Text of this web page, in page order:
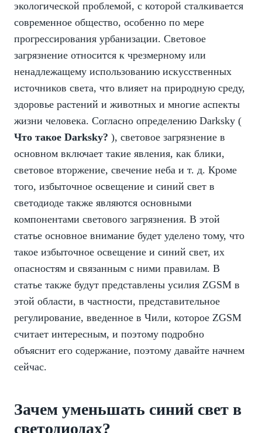
экологической проблемой, с которой сталкивается
современное общество, особенно по мере
прогрессирования урбанизации. Световое
загрязнение относится к чрезмерному или
ненадлежащему использованию искусственных
источников света, что влияет на природную среду,
здоровье растений и животных и многие аспекты
жизни человека. Согласно определению Darksky (
Что такое Darksky? ), световое загрязнение в
основном включает такие явления, как блики,
световое вторжение, свечение неба и т. д. Кроме
того, избыточное освещение и синий свет в
светодиоде также являются основными
компонентами светового загрязнения. В этой
статье основное внимание будет уделено тому, что
такое избыточное освещение и синий свет, их
опасностям и связанным с ними правилам. В
статье также будут представлены усилия ZGSM в
этой области, в частности, представительное
регулирование, введенное в Чили, которое ZGSM
считает интересным, и поэтому подробно
объяснит его содержание, поэтому давайте начнем
сейчас.
Зачем уменьшать синий свет в
светодиодах?